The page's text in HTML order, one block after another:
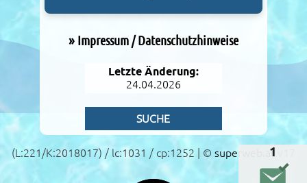
1
» Impressum / Datenschutzhinweise
Letzte Änderung:
24.04.2026
SUCHE
(L:221/K:2018017) / lc:1031 / cp:1252 | © superweb.at